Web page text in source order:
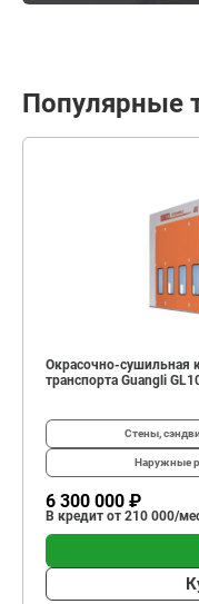
Популярные
Окрасочно-сушильная
транспорта Guangli
Стены,
Наружные
6 300 000 ₽
В кредит от 210 000/